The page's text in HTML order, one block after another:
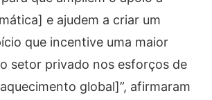
e ajudem a criar um
que incentive uma maior
setor privado nos esforços de
global]”, afirmaram